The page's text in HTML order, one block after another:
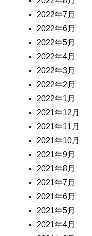
2022年7月
2022年6月
2022年5月
2022年4月
2022年3月
2022年2月
2022年1月
2021年12月
2021年11月
2021年10月
2021年9月
2021年8月
2021年7月
2021年6月
2021年5月
2021年4月